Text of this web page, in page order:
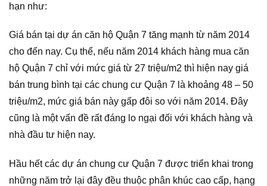
hạn như:
Giá bán tại dự án căn hộ Quận 7 tăng mạnh từ năm 2014
cho đến nay. Cụ thể, nếu năm 2014 khách hàng mua căn
hộ Quận 7 chỉ với mức giá từ 27 triệu/m2 thì hiện nay giá
bán trung bình tại các chung cư Quận 7 là khoảng 48 – 50
triệu/m2, mức giá bán này gấp đôi so với năm 2014. Đây
cũng là một vấn đề rất đáng lo ngại đối với khách hàng và
nhà đầu tư hiện nay.
Hầu hết các dự án chung cư Quận 7 được triển khai trong
những năm trở lại đây đều thuộc phân khúc cao cấp, hạng